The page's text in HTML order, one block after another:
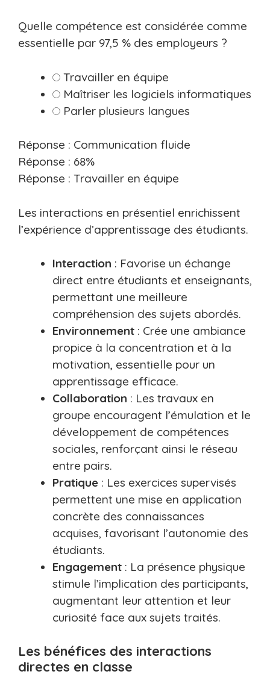
Quelle compétence est considérée comme
essentielle par 97,5 % des employeurs ?
Travailler en équipe
Maîtriser les logiciels informatiques
Parler plusieurs langues
Réponse : Communication fluide
Réponse : 68%
Réponse : Travailler en équipe
Les interactions en présentiel enrichissent
l’expérience d’apprentissage des étudiants.
Interaction : Favorise un échange
direct entre étudiants et enseignants,
permettant une meilleure
compréhension des sujets abordés.
Environnement : Crée une ambiance
propice à la concentration et à la
motivation, essentielle pour un
apprentissage efficace.
Collaboration : Les travaux en
groupe encouragent l’émulation et le
développement de compétences
sociales, renforçant ainsi le réseau
entre pairs.
Pratique : Les exercices supervisés
permettent une mise en application
concrète des connaissances
acquises, favorisant l’autonomie des
étudiants.
Engagement : La présence physique
stimule l’implication des participants,
augmentant leur attention et leur
curiosité face aux sujets traités.
Les bénéfices des interactions
directes en classe